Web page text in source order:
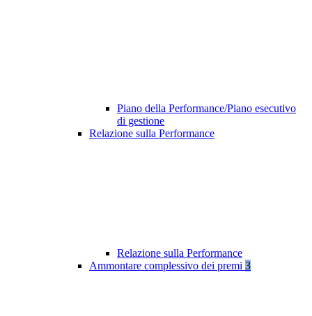
Piano della Performance/Piano esecutivo
di gestione
Relazione sulla Performance
Relazione sulla Performance
Ammontare complessivo dei premi 3